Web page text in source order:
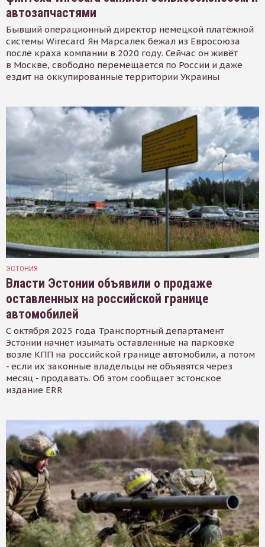
автозапчастями
Бывший операционный директор немецкой платёжной
системы Wirecard Ян Марсалек бежал из Евросоюза
после краха компании в 2020 году. Сейчас он живёт
в Москве, свободно перемещается по России и даже
ездит на оккупированные территории Украины
ЭСТОНИЯ
Власти Эстонии объявили о продаже
оставленных на российской границе
автомобилей
С октября 2025 года Транспортный департамент
Эстонии начнет изымать оставленные на парковке
возле КПП на российской границе автомобили, а потом
- если их законные владельцы не объявятся через
месяц - продавать. Об этом сообщает эстонское
издание ERR